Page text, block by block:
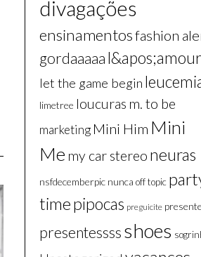
divagações
ensinamentosfashion
gordaaaaa l&apos;amour
let the game begin
limetree loucuras m. to be
marketing Mini Him Mini
Me my car stereo neuras
nsfdecemberpic nunca off topic
timepipocas preguicite
presentessssshoes